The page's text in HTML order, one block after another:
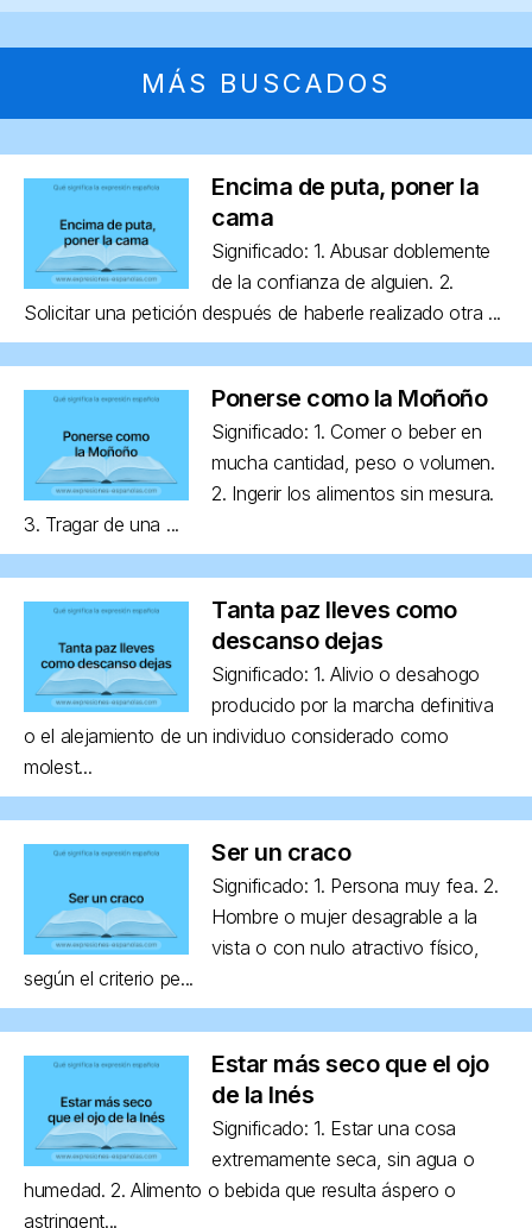
MÁS BUSCADOS
Encima de puta, poner la
cama
Significado: 1. Abusar doblemente
de la confianza de alguien. 2.
Solicitar una petición después de haberle realizado otra ...
Ponerse como la Moñoño
Significado: 1. Comer o beber en
mucha cantidad, peso o volumen.
2. Ingerir los alimentos sin mesura.
3. Tragar de una ...
Tanta paz lleves como
descanso dejas
Significado: 1. Alivio o desahogo
producido por la marcha definitiva
o el alejamiento de un individuo considerado como
molest...
Ser un craco
Significado: 1. Persona muy fea. 2.
Hombre o mujer desagrable a la
vista o con nulo atractivo físico,
según el criterio pe...
Estar más seco que el ojo
de la Inés
Significado: 1. Estar una cosa
extremamente seca, sin agua o
humedad. 2. Alimento o bebida que resulta áspero o
astringent...